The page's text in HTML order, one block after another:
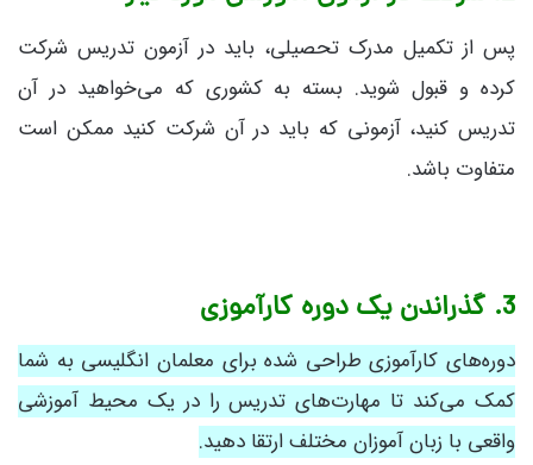
پس از تکمیل مدرک تحصیلی، باید در آزمون تدریس شرکت
کرده و قبول شوید. بسته به کشوری که می‌خواهید در آن
تدریس کنید، آزمونی که باید در آن شرکت کنید ممکن است
متفاوت باشد.
3. گذراندن یک دوره کارآموزی
دوره‌های کارآموزی طراحی شده برای معلمان انگلیسی به شما
کمک می‌کند تا مهارت‌های تدریس را در یک محیط آموزشی
واقعی با زبان آموزان مختلف ارتقا دهید.